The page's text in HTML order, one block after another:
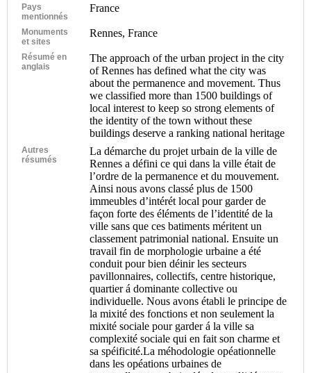
Pays
mentionnés
France
Monuments
et sites
Rennes, France
Résumé en
anglais
The approach of the urban project in the city
of Rennes has defined what the city was
about the permanence and movement. Thus
we classified more than 1500 buildings of
local interest to keep so strong elements of
the identity of the town without these
buildings deserve a ranking national heritage
Autres
résumés
La démarche du projet urbain de la ville de
Rennes a défini ce qui dans la ville était de
l’ordre de la permanence et du mouvement.
Ainsi nous avons classé plus de 1500
immeubles d’intérét local pour garder de
façon forte des éléments de l’identité de la
ville sans que ces batiments méritent un
classement patrimonial national. Ensuite un
travail fin de morphologie urbaine a été
conduit pour bien déinir les secteurs
pavillonnaires, collectifs, centre historique,
quartier á dominante collective ou
individuelle. Nous avons établi le principe de
la mixité des fonctions et non seulement la
mixité sociale pour garder á la ville sa
complexité sociale qui en fait son charme et
sa spéificité.La méhodologie opéationnelle
dans les opéations urbaines de